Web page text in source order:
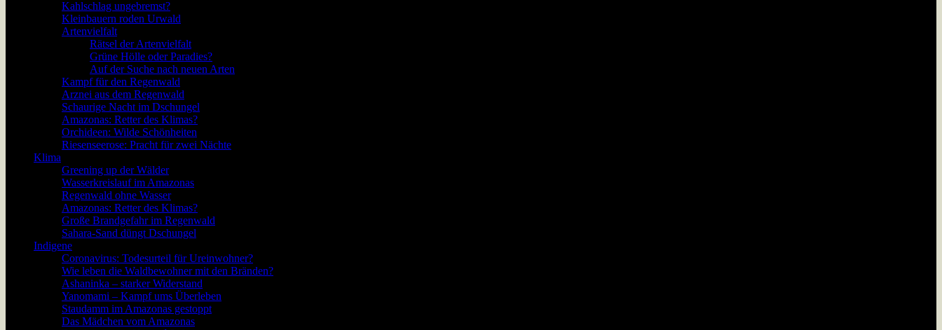
Kahlschlag ungebremst?
Kleinbauern roden Urwald
Artenvielfalt
Rätsel der Artenvielfalt
Grüne Hölle oder Paradies?
Auf der Suche nach neuen Arten
Kampf für den Regenwald
Arznei aus dem Regenwald
Schaurige Nacht im Dschungel
Amazonas: Retter des Klimas?
Orchideen: Wilde Schönheiten
Riesenseerose: Pracht für zwei Nächte
Klima
Greening up der Wälder
Wasserkreislauf im Amazonas
Regenwald ohne Wasser
Amazonas: Retter des Klimas?
Große Brandgefahr im Regenwald
Sahara-Sand düngt Dschungel
Indigene
Coronavirus: Todesurteil für Ureinwohner?
Wie leben die Waldbewohner mit den Bränden?
Ashaninka – starker Widerstand
Yanomami – Kampf ums Überleben
Staudamm im Amazonas gestoppt
Das Mädchen vom Amazonas